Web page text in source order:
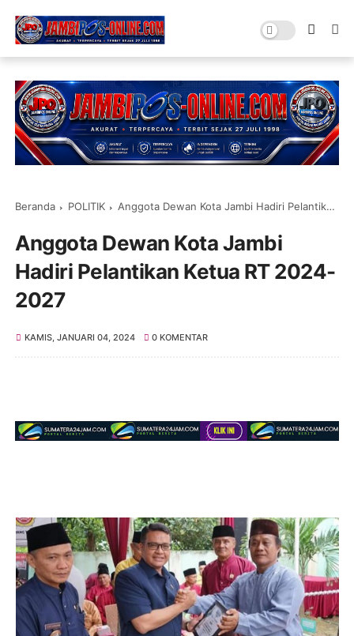
Beranda POLITIK Anggota Dewan Kota Jambi Hadiri Pelantikan Ketua RT 2024-2027
Anggota Dewan Kota Jambi
Hadiri Pelantikan Ketua RT 2024-
2027
KAMIS, JANUARI 04, 2024 0 KOMENTAR